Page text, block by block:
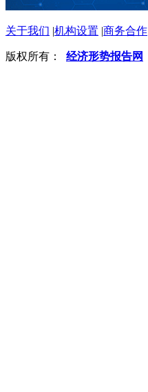
关于我们 |机构设置 |商务合作
版权所有： 经济形势报告网